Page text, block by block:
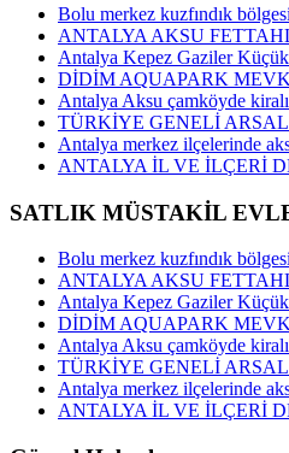
Bolu merkez kuzfındık
ANTALYA AKSU
Antalya Kepez Gaziler
DİDİM AQUAPARK
Antalya Aksu çamköyde
TÜRKİYE GENELİ
Antalya merkez ilçelerinde
ANTALYA İL VE İLÇERİ
SATLIK MÜSTAKİL
Bolu merkez kuzfındık
ANTALYA AKSU
Antalya Kepez Gaziler
DİDİM AQUAPARK
Antalya Aksu çamköyde
TÜRKİYE GENELİ
Antalya merkez ilçelerinde
ANTALYA İL VE İLÇERİ